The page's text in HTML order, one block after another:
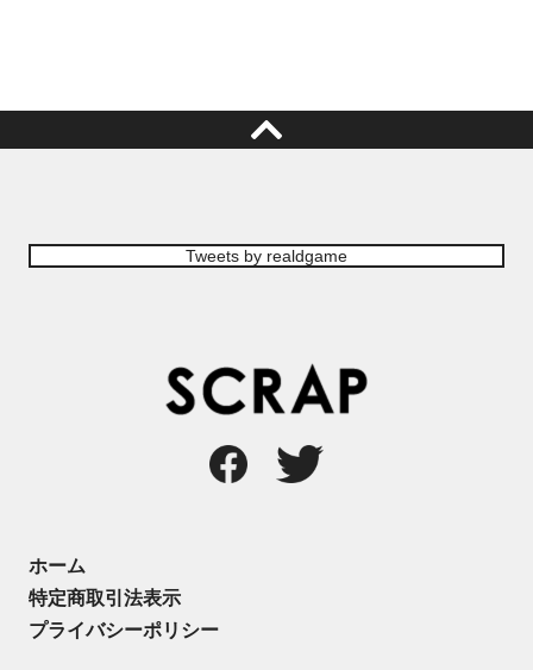
Tweets by realdgame
ホーム
特定商取引法表示
プライバシーポリシー